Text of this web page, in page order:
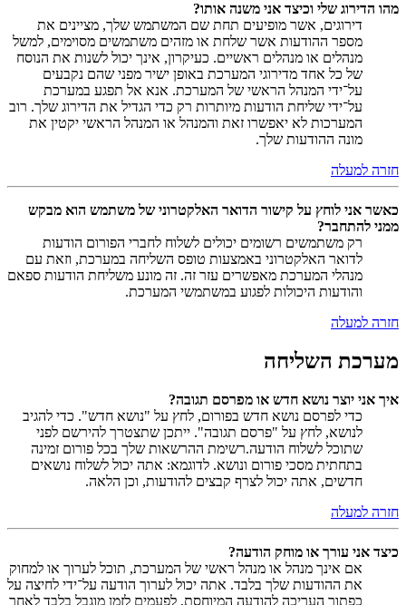
מהו הדירוג שלי וכיצד אני משנה אותו?
דירוגים, אשר מופיעים תחת שם המשתמש שלך, מציינים את
מספר ההודעות אשר שלחת או מזהים משתמשים מסוימים, למשל
מנהלים או מנהלים ראשיים. כעיקרון, אינך יכול לשנות את הנוסח
של כל אחד מדירוגי המערכת באופן ישיר מפני שהם נקבעים
על־ידי המנהל הראשי של המערכת. אנא אל תפגע במערכת
על־ידי שליחת הודעות מיותרות רק כדי הגדיל את הדירוג שלך. רוב
המערכות לא יאפשרו זאת והמנהל או המנהל הראשי יקטין את
מונה ההודעות שלך.
חזרה למעלה
כאשר אני לוחץ על קישור הדואר האלקטרוני של משתמש הוא מבקש
ממני להתחבר?
רק משתמשים רשומים יכולים לשלוח לחברי הפורום הודעות
לדואר האלקטרוני באמצעות טופס השליחה במערכת, וזאת עם
מנהלי המערכת מאפשרים עזר זה. זה מונע משליחת הודעות ספאם
והודעות היכולות לפגוע במשתמשי המערכת.
חזרה למעלה
מערכת השליחה
איך אני יוצר נושא חדש או מפרסם תגובה?
כדי לפרסם נושא חדש בפורום, לחץ על "נושא חדש". כדי להגיב
לנושא, לחץ על "פרסם תגובה". ייתכן שתצטרך להירשם לפני
שתוכל לשלוח הודעה.רשימת ההרשאות שלך בכל פורום זמינה
בתחתית מסכי פורום ונושא. לדוגמא: אתה יכול לשלוח נושאים
חדשים, אתה יכול לצרף קבצים להודעות, וכן הלאה.
חזרה למעלה
כיצד אני עורך או מוחק הודעה?
אם אינך מנהל או מנהל ראשי של המערכת, תוכל לערוך או למחוק
את ההודעות שלך בלבד. אתה יכול לערוך הודעה על־ידי לחיצה על
כפתור העריכה להודעה המיוחסת, לפעמים לזמן מוגבל בלבד לאחר